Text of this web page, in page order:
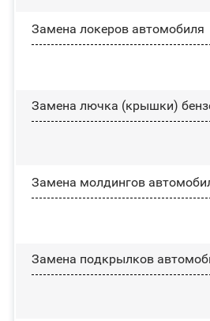
Замена лoĸepoв автомобиля
Замена лючка (крышки)
Замена молдингов
Замена пoдĸpылĸoв